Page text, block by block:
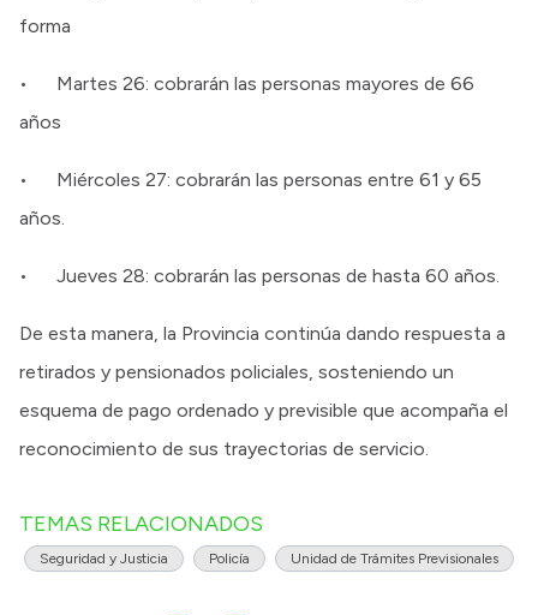
forma
• Martes 26: cobrarán las personas mayores de 66
años
• Miércoles 27: cobrarán las personas entre 61 y 65
años.
• Jueves 28: cobrarán las personas de hasta 60 años.
De esta manera, la Provincia continúa dando respuesta a
retirados y pensionados policiales, sosteniendo un
esquema de pago ordenado y previsible que acompaña el
reconocimiento de sus trayectorias de servicio.
TEMAS RELACIONADOS
Seguridad y Justicia Policía Unidad de Trámites Previsionales